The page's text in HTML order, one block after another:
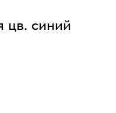
цв. синий